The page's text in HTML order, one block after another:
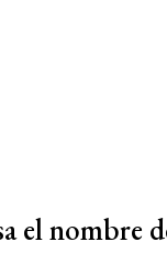
el nombre